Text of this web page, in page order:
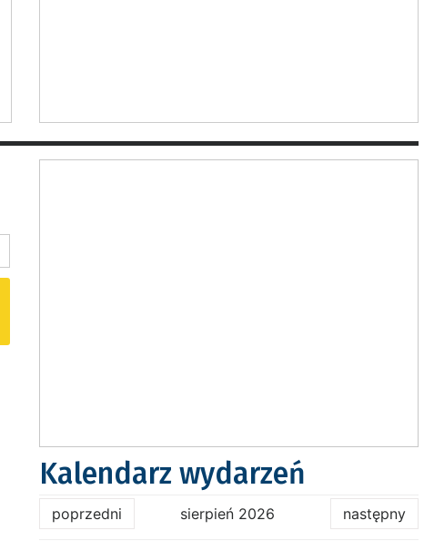
Kalendarz wydarzeń
poprzedni sierpień 2026 następny